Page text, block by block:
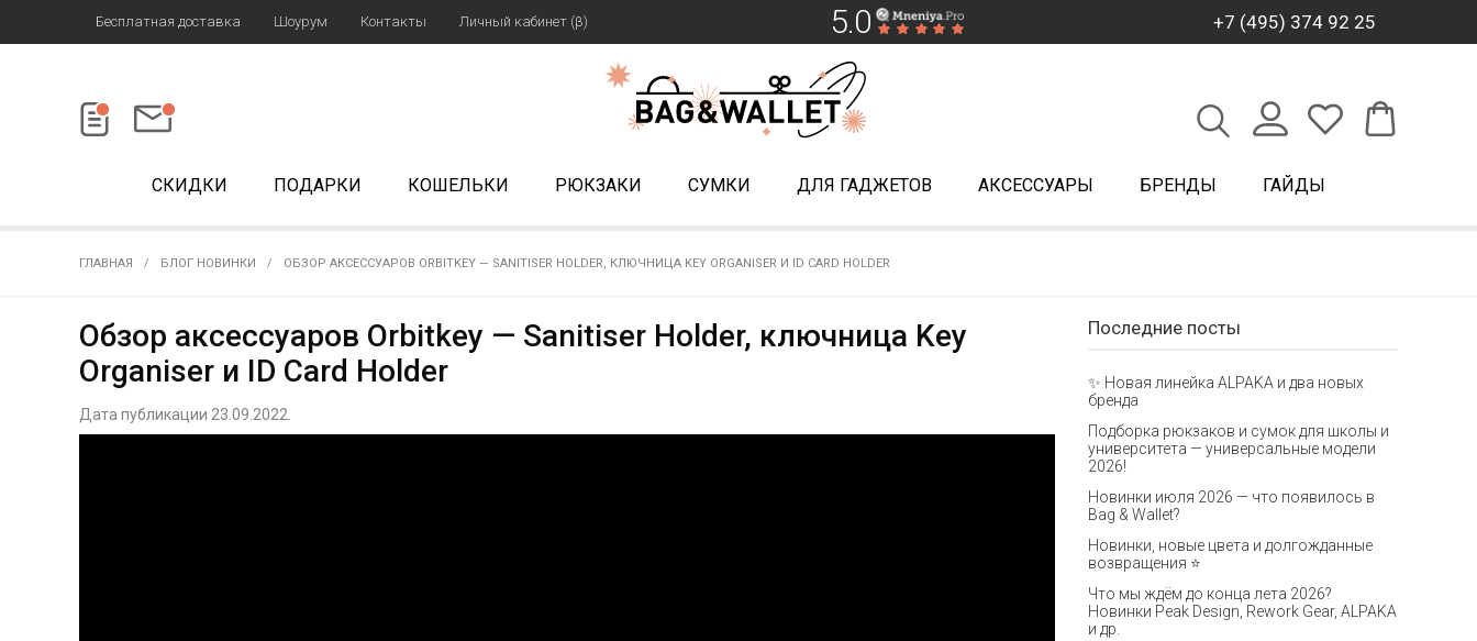
Бесплатная доставка Шоурум Контакты Личный кабинет (β) 5.0 +7 (495) 374 92 25
СКИДКИ ПОДАРКИ КОШЕЛЬКИ РЮКЗАКИ СУМКИ ДЛЯ ГАДЖЕТОВ АКСЕССУАРЫ БРЕНДЫ ГАЙДЫ
ГЛАВНАЯ БЛОГ НОВИНКИ ОБЗОР АКСЕССУАРОВ ORBITKEY — SANITISER HOLDER, КЛЮЧНИЦА KEY ORGANISER И ID CARD HOLDER
Обзор аксессуаров Orbitkey — Sanitiser Holder, ключница Key
Organiser и ID Card Holder
Дата публикации 23.09.2022.
Последние посты
✨ Новая линейка ALPAKA и два новых
бренда
Подборка рюкзаков и сумок для школы и
университета — универсальные модели
2026!
Новинки июля 2026 — что появилось в
Bag & Wallet?
Новинки, новые цвета и долгожданные
возвращения ⭐️
Что мы ждём до конца лета 2026?
Новинки Peak Design, Rework Gear, ALPAKA
и др.